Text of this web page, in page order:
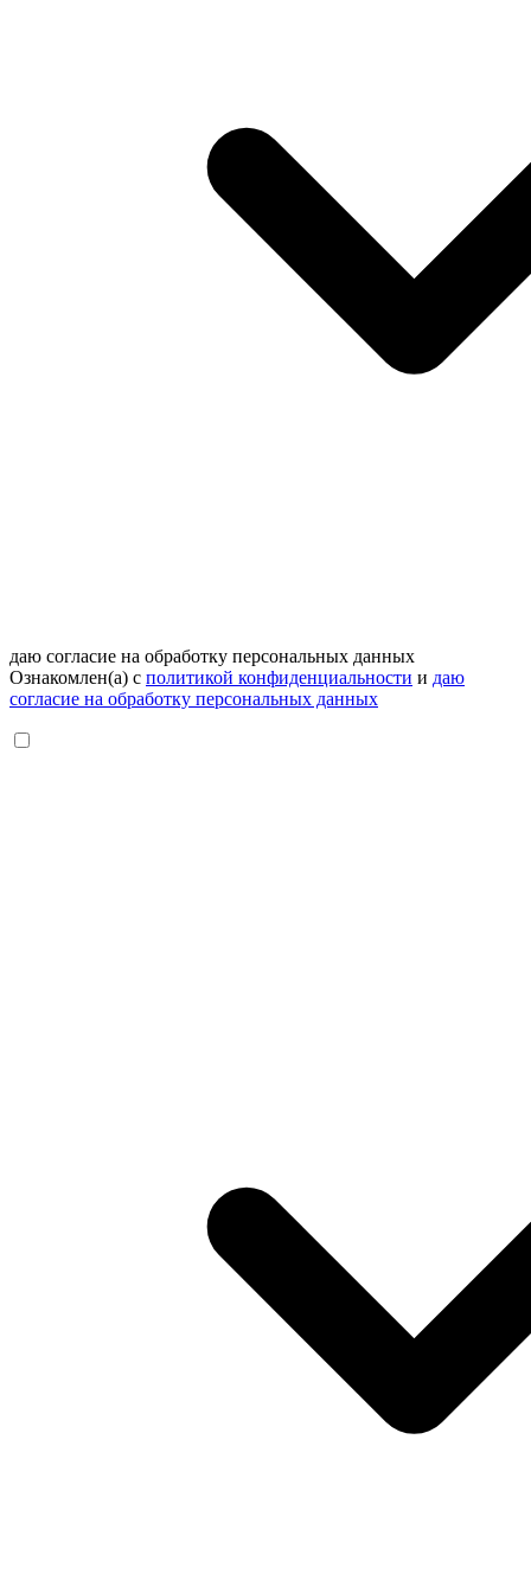
даю согласие на обработку персональных данных
Ознакомлен(а) с политикой конфиденциальности и даю
согласие на обработку персональных данных